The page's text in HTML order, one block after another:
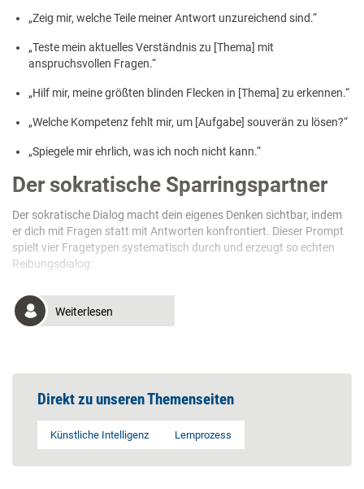
„Zeig mir, welche Teile meiner Antwort unzureichend sind.“
„Teste mein aktuelles Verständnis zu [Thema] mit
anspruchsvollen Fragen.“
„Hilf mir, meine größten blinden Flecken in [Thema] zu erkennen.“
„Welche Kompetenz fehlt mir, um [Aufgabe] souverän zu lösen?“
„Spiegele mir ehrlich, was ich noch nicht kann.“
Der sokratische Sparringspartner
Der sokratische Dialog macht dein eigenes Denken sichtbar, indem
er dich mit Fragen statt mit Antworten konfrontiert. Dieser Prompt
spielt vier Fragetypen systematisch durch und erzeugt so echten
Reibungsdialog:
Weiterlesen
Direkt zu unseren Themenseiten
Künstliche Intelligenz Lernprozess